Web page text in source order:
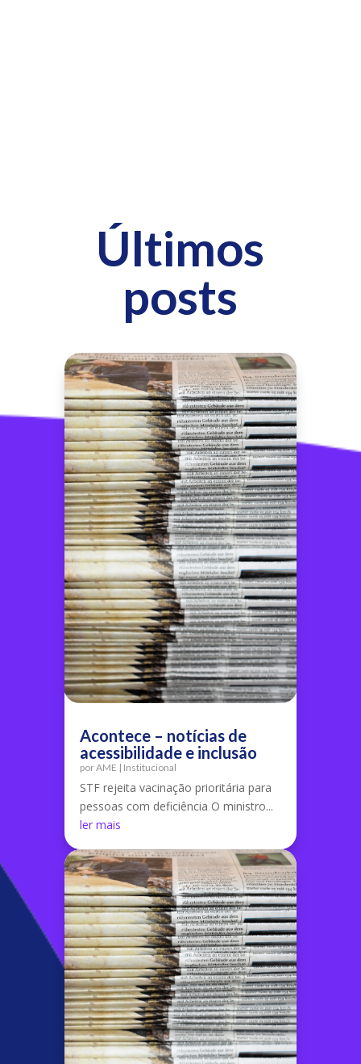
Últimos
posts
Acontece – notícias de
acessibilidade e inclusão
porAME | Institucional
STF rejeita vacinação prioritária para
pessoas com deficiência O ministro...
ler mais